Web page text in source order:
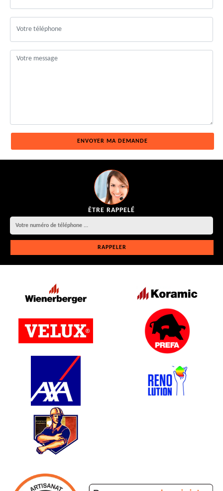
ÊTRE RAPPELÉ